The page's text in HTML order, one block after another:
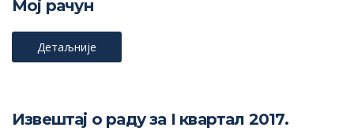
Мој рачун
Детаљније
Извештај о раду за I квартал 2017.